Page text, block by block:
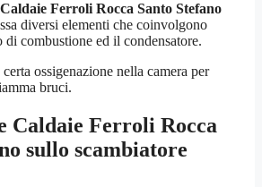
Ferroli Rocca Santo Stefano
diversi elementi che coinvolgono
di combustione ed il condensatore.
ossigenazione nella camera per
bruci.
Caldaie Ferroli Rocca
sullo scambiatore